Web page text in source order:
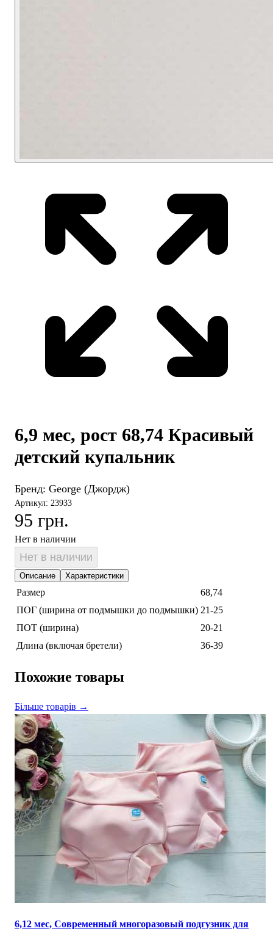
6,9 мес, рост 68,74 Красивый
детский купальник
Бренд: George (Джордж)
Артикул: 23933
95 грн.
Нет в наличии
Нет в наличии
Описание Характеристики
Размер
68,74
ПОГ (ширина от подмышки до подмышки) 21-25
ПОТ (ширина)
20-21
Длина (включая бретели)
36-39
Похожие товары
Більше товарів →
6,12 мес, Cовременный многоразовый подгузник для